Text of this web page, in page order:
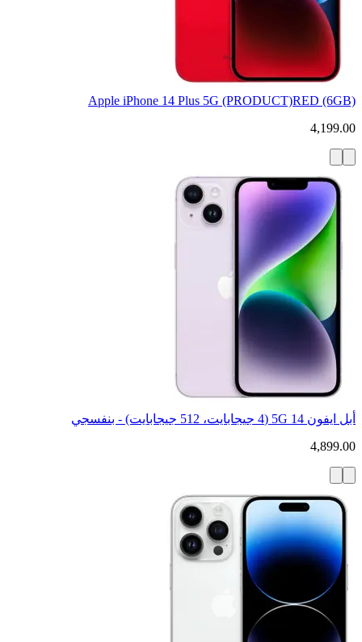
Apple iPhone 14 Plus 5G (PRODUCT)RED (6GB)
4,199.00
أبل ايفون 14 5G (4 جيجابايت، 512 جيجابايت) - بنفسجي
4,899.00